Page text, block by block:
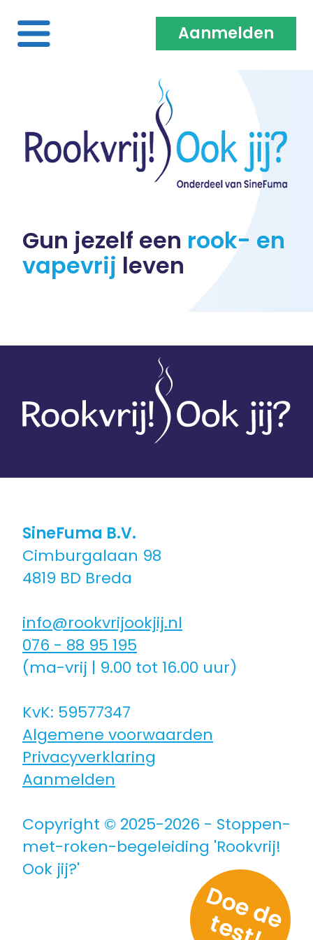
Home
Over ons
Medewerkers & Coaches
Heb je een klacht?
Ons programma
Stoppen met roken
Stoppen met vapen
Coaching individueel
Coaching voor jongeren
Coaching in een andere taal
Coaching icm kinderwens | zwanger
Voor jongeren
Voor coaches
Voor coaches in opleiding
Aanmelden
Gun jezelf een rook- en
vapevrij leven
SineFuma B.V.
Cimburgalaan 98
4819 BD Breda
info@rookvrijookjij.nl
076 - 88 95 195
(ma-vrij | 9.00 tot 16.00 uur)
KvK: 59577347
Algemene voorwaarden
Privacyverklaring
Aanmelden
Copyright © 2025-2026 - Stoppen-
met-roken-begeleiding 'Rookvrij!
Ook jij?'
D
o
e
d
e
e
s
t